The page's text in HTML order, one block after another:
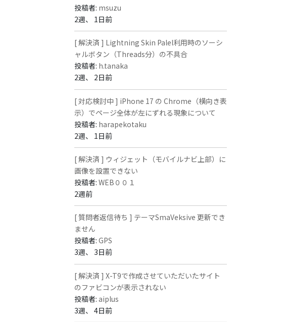
投稿者: msuzu
2週、 1日前
[ 解決済 ] Lightning Skin Palel利用時のソーシ
ャルボタン（Threads分）の不具合
投稿者: h.tanaka
2週、 2日前
[ 対応検討中 ] iPhone 17 の Chrome（横向き表
示）でページ全体が左にずれる現象について
投稿者: harapekotaku
2週、 1日前
[ 解決済 ] ウィジェット（モバイルナビ上部）に
画像を設置できない
投稿者:WEB００１
2週前
[ 質問者返信待ち ] テーマSmaVeksive 更新でき
ません
投稿者:GPS
3週、 3日前
[ 解決済 ] X-T9で作成させていただいたサイト
のファビコンが表示されない
投稿者:aiplus
3週、 4日前